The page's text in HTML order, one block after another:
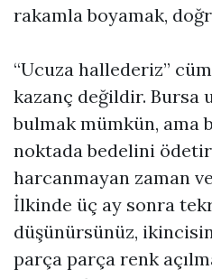
rakamla boyamak,
“Ucuza hallederiz”
kazanç değildir. Bursa
bulmak mümkün, ama
noktada bedelini
harcanmayan zaman
İlkinde üç ay sonra
düşünürsünüz,
parça parça renk